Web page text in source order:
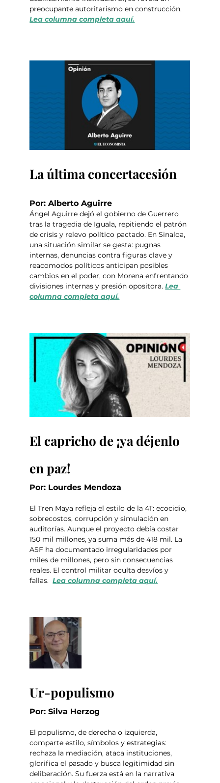
preocupante autoritarismo en construcción.
Lea columna completa aquí.
La última concertacesión
Por: Alberto Aguirre
Ángel Aguirre dejó el gobierno de Guerrero
tras la tragedia de Iguala, repitiendo el patrón
de crisis y relevo político pactado. En Sinaloa,
una situación similar se gesta: pugnas
internas, denuncias contra figuras clave y
reacomodos políticos anticipan posibles
cambios en el poder, con Morena enfrentando
divisiones internas y presión opositora. Lea
columna completa aquí.
El capricho de ¡ya déjenlo
en paz!
Por: Lourdes Mendoza
El Tren Maya refleja el estilo de la 4T: ecocidio,
sobrecostos, corrupción y simulación en
auditorías. Aunque el proyecto debía costar
150 mil millones, ya suma más de 418 mil. La
ASF ha documentado irregularidades por
miles de millones, pero sin consecuencias
reales. El control militar oculta desvíos y
fallas. Lea columna completa aquí.
Ur-populismo
Por: Silva Herzog
El populismo, de derecha o izquierda,
comparte estilo, símbolos y estrategias:
rechaza la mediación, ataca instituciones,
glorifica el pasado y busca legitimidad sin
deliberación. Su fuerza está en la narrativa